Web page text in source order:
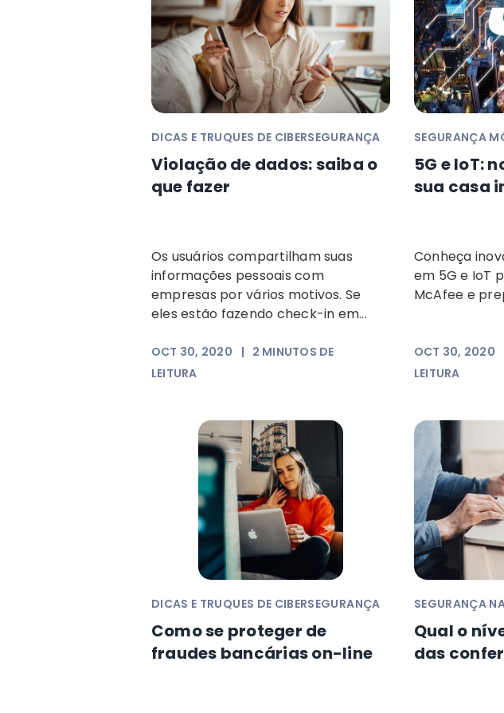
DICAS E TRUQUES DE CIBERSEGURANÇA
Violação de dados: saiba o
que fazer
Os usuários compartilham suas
informações pessoais com
empresas por vários motivos. Se
eles estão fazendo check-in em...
OCT 30, 2020 | 2 MINUTOS DE
LEITURA
SEGURANÇA
5G e IoT:
sua casa
Conheça
em 5G e IoT
McAfee e
OCT 30, 2020
LEITURA
DICAS E TRUQUES DE CIBERSEGURANÇA
Como se proteger de
fraudes bancárias on-line
SEGURANÇA
Qual o
das